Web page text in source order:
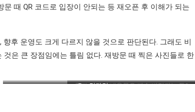
때 QR 코드로 입장이 안되는 등 재오픈 후 이해가 되는
후 운영도 크게 다르지 않을 것으로 판단된다. 그래도 비
은 큰 장점임에는 틀림 없다. 재방문 때 찍은 사진들로 한
죽과 스프의 내용물은 계속 변경되는 듯?
오~ 컵라면 ㅋㅋ